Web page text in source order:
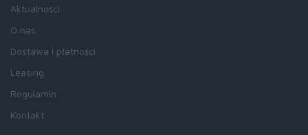
Aktualności
O nas
Dostawa i płatności
Leasing
Regulamin
Kontakt